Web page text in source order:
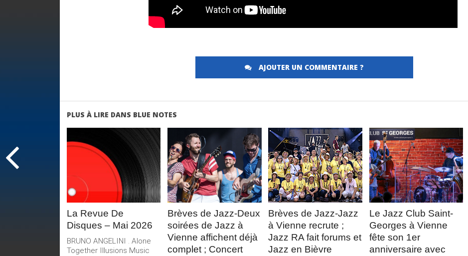
AJOUTER UN COMMENTAIRE ?
PLUS À LIRE DANS BLUE NOTES
LIRE LA
SUITE
La Revue De
Disques – Mai 2026
BRUNO ANGELINI . Alone
Together Illusions Music
LIRE LA
SUITE
Brèves de Jazz-Deux
soirées de Jazz à
Vienne affichent déjà
complet ; Concert
LIRE LA
SUITE
Brèves de Jazz-Jazz
à Vienne recrute ;
Jazz RA fait forums et
Jazz en Bièvre
LIRE LA
SUITE
Le Jazz Club Saint-
Georges à Vienne
fête son 1er
anniversaire avec